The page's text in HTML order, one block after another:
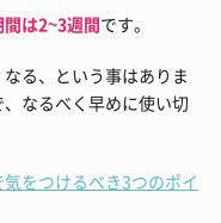
は2~3週間です。
る、という事はありま
なるべく早めに使い切
をつけるべき3つのポイ